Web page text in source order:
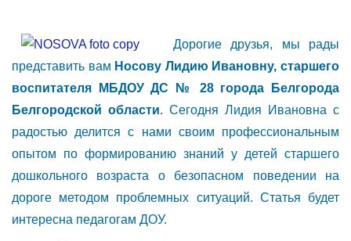
Дорогие друзья, мы рады
представить вам Носову Лидию Ивановну, старшего
воспитателя МБДОУ ДС № 28 города Белгорода
Белгородской области. Сегодня Лидия Ивановна с
радостью делится с нами своим профессиональным
опытом по формированию знаний у детей старшего
дошкольного возраста о безопасном поведении на
дороге методом проблемных ситуаций. Статья будет
интересна педагогам ДОУ.